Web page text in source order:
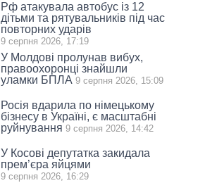
Рф атакувала автобус із 12
дітьми та рятувальників під час
повторних ударів
9 серпня 2026, 17:19
У Молдові пролунав вибух,
правоохоронці знайшли
уламки БПЛА 9 серпня 2026, 15:09
Росія вдарила по німецькому
бізнесу в Україні, є масштабні
руйнування 9 серпня 2026, 14:42
У Косові депутатка закидала
прем’єра яйцями
9 серпня 2026, 16:29